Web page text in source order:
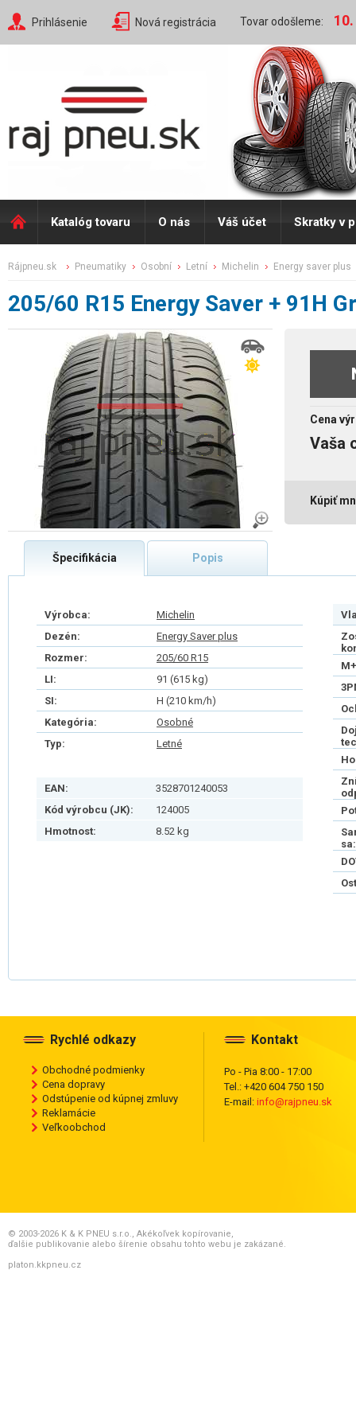
Prihlásenie Nová registrácia Tovar odošleme:
Katalóg tovaru O nás Váš účet Skratky v
rájpneu.sk pneumatiky osobní letní michelin energy saver plus
205/60 R15 Energy Saver + 91H
Cena
Vaša
Kúpiť
Špecifikácia Popis
Výrobca:
Michelin
Dezén:
Energy Saver plus
Rozmer:
205/60 R15
LI:
91 (615 kg)
SI:
H (210 km/h)
Kategória:
Osobné
Typ:
Letné
EAN:
3528701240053
Kód výrobcu (JK):
124005
Hmotnost:
8.52 kg
sa:
Rychlé odkazy
Obchodné podmienky
Cena dopravy
Odstúpenie od kúpnej zmluvy
Reklamácie
Veľkoobchod
Kontakt
Po - Pia 8:00 - 17:00
Tel.: +420 604 750 150
E-mail: info@rajpneu.sk
© 2003-2026 K & K PNEU s.r.o., Akékoľvek kopírovanie,
ďalšie publikovanie alebo šírenie obsahu tohto webu je zakázané.
platon.kkpneu.cz